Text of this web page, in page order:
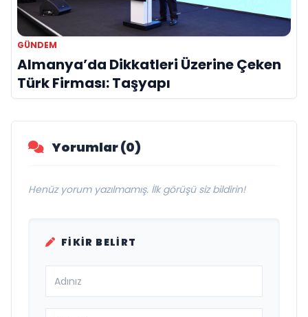
GÜNDEM
Almanya’da Dikkatleri Üzerine Çeken
Türk Firması: Taşyapı
Yorumlar (0)
Henüz yorum yazılmamış. İlk görüşü siz bildirin!
FIKIR BELIRT